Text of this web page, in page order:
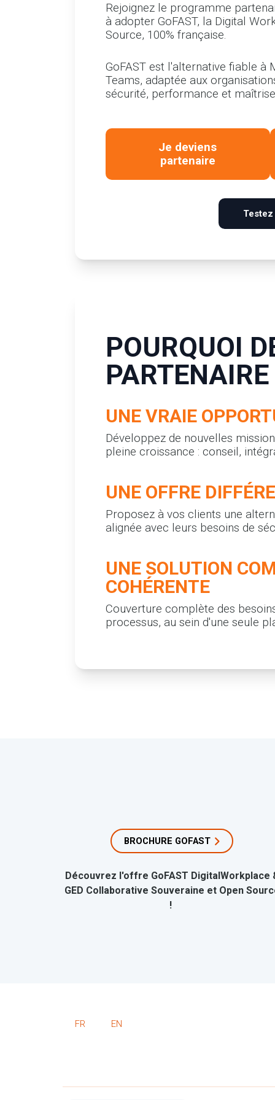
Rejoignez le programme
à adopter GoFAST, la Digital
Source, 100% française.
GoFAST est l'alternative fiable à
Teams, adaptée aux
sécurité, performance et
Je deviens
partenaire
Testez
POURQUOI
UNE VRAIE
Développez de nouvelles
pleine croissance : conseil,
UNE OFFRE
Proposez à vos clients une
alignée avec leurs besoins de
UNE SOLUTION
COHÉRENTE
Couverture complète des
processus, au sein d'une seule
BROCHURE GOFAST
Découvrez l'offre GoFAST DigitalWorkplace
GED Collaborative Souveraine et Open
!
FR EN